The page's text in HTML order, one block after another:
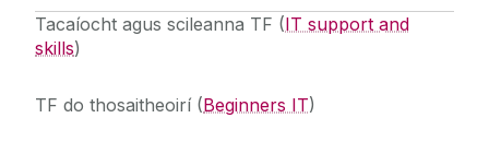
Tacaíocht agus scileanna TF (IT support and
skills)
TF do thosaitheoirí (Beginners IT)